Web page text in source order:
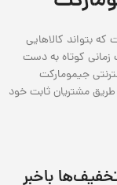
بتواند کالاهایی
کوتاه به دست
جیمومارکت
طریق مشتریان ثابت خود
با‌خبر